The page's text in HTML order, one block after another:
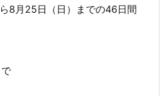
8月25日（日）までの46日間